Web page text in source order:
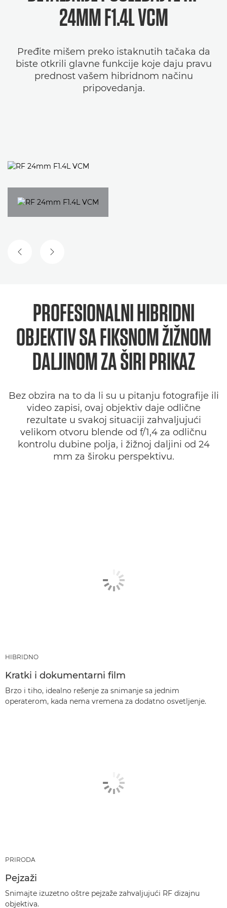
24MM F1.4L VCM
Pređite mišem preko istaknutih tačaka da
biste otkrili glavne funkcije koje daju pravu
prednost vašem hibridnom načinu
pripovedanja.
PRETHODNI SLAJD
SLEDEĆI SLAJD
PROFESIONALNI HIBRIDNI
OBJEKTIV SA FIKSNOM ŽIŽNOM
DALJINOM ZA ŠIRI PRIKAZ
Bez obzira na to da li su u pitanju fotografije ili
video zapisi, ovaj objektiv daje odlične
rezultate u svakoj situaciji zahvaljujući
velikom otvoru blende od f/1,4 za odličnu
kontrolu dubine polja, i žižnoj daljini od 24
mm za široku perspektivu.
HIBRIDNO
Kratki i dokumentarni film
Brzo i tiho, idealno rešenje za snimanje sa jednim
operaterom, kada nema vremena za dodatno osvetljenje.
PRIRODA
Pejzaži
Snimajte izuzetno oštre pejzaže zahvaljujući RF dizajnu
objektiva.